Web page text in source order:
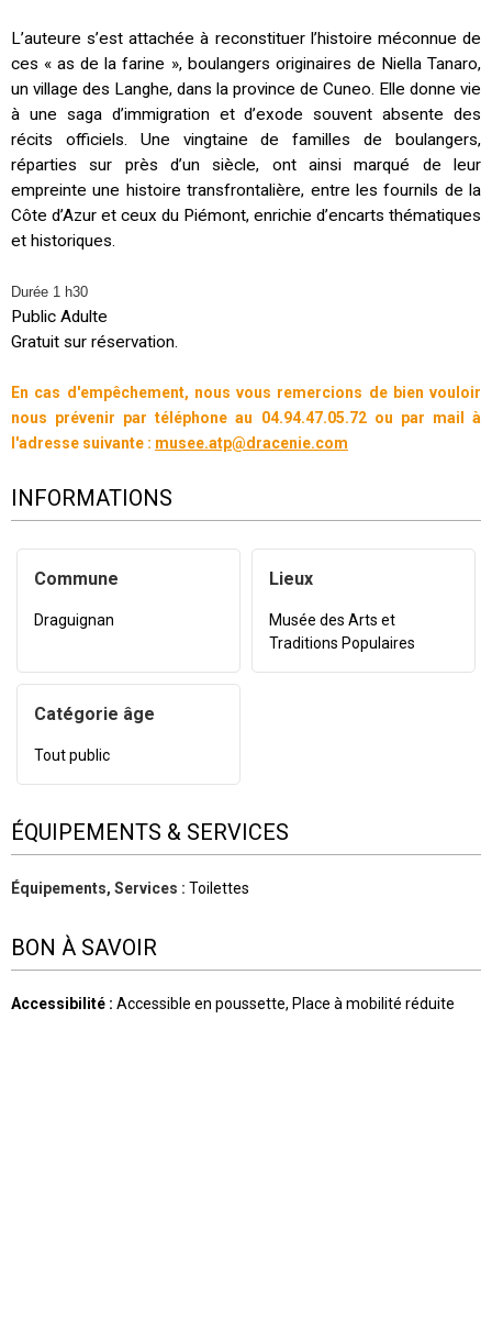
L’auteure s’est attachée à reconstituer l’histoire méconnue de
ces « as de la farine », boulangers originaires de Niella Tanaro,
un village des Langhe, dans la province de Cuneo. Elle donne vie
à une saga d’immigration et d’exode souvent absente des
récits officiels. Une vingtaine de familles de boulangers,
réparties sur près d’un siècle, ont ainsi marqué de leur
empreinte une histoire transfrontalière, entre les fournils de la
Côte d’Azur et ceux du Piémont, enrichie d’encarts thématiques
et historiques.
Durée 1 h30
Public Adulte
Gratuit sur réservation.
En cas d'empêchement, nous vous remercions de bien vouloir
nous prévenir par téléphone au 04.94.47.05.72 ou par mail à
l'adresse suivante : musee.atp@dracenie.com
INFORMATIONS
Commune
Draguignan
Lieux
Musée des Arts et
Traditions Populaires
Catégorie âge
Tout public
ÉQUIPEMENTS & SERVICES
Équipements, Services : Toilettes
BON À SAVOIR
Accessibilité : Accessible en poussette Place à mobilité réduite